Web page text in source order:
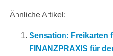
Ähnliche Artikel:
Sensation: Freikarten
FINANZPRAXIS für